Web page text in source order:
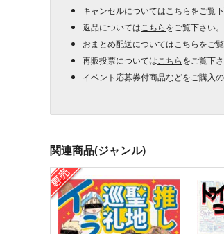
キャンセルについては こちらをご覧下
返品については こちらをご覧下さい。
おまとめ配送については こちらをご
再販投票については こちらをご覧下さ
イベント応募券付商品などをご購入
関連商品(ジャンル)